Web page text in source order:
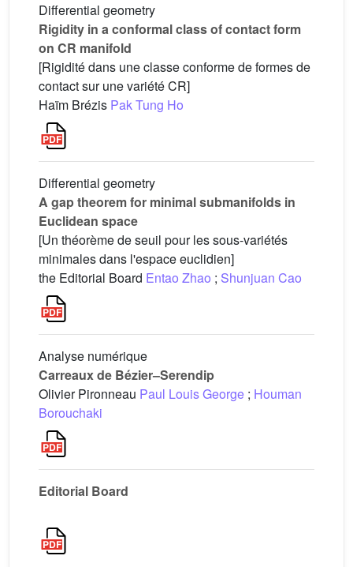
Differential geometry
Rigidity in a conformal class of contact form
on CR manifold
[Rigidité dans une classe conforme de formes de
contact sur une variété CR]
Haïm Brézis Pak Tung Ho
Differential geometry
A gap theorem for minimal submanifolds in
Euclidean space
[Un théorème de seuil pour les sous-variétés
minimales dans l'espace euclidien]
the Editorial Board Entao Zhao ; Shunjuan Cao
Analyse numérique
Carreaux de Bézier–Serendip
Olivier Pironneau Paul Louis George ; Houman
Borouchaki
Editorial Board